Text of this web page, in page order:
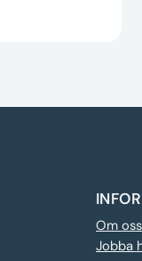
Om oss
Jobba